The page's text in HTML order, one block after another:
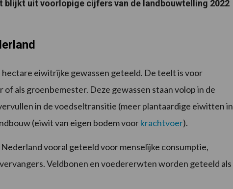
blijkt uit voorlopige cijfers van de landbouwtelling 2022
eiwitrijke gewassen geteeld. De teelt is voor
als groenbemester. Deze gewassen staan volop in de
in de voedseltransitie (meer plantaardige eiwitten in
(eiwit van eigen bodem voorkrachtvoer).
vooral geteeld voor menselijke consumptie,
Veldbonen en voedererwten worden geteeld als